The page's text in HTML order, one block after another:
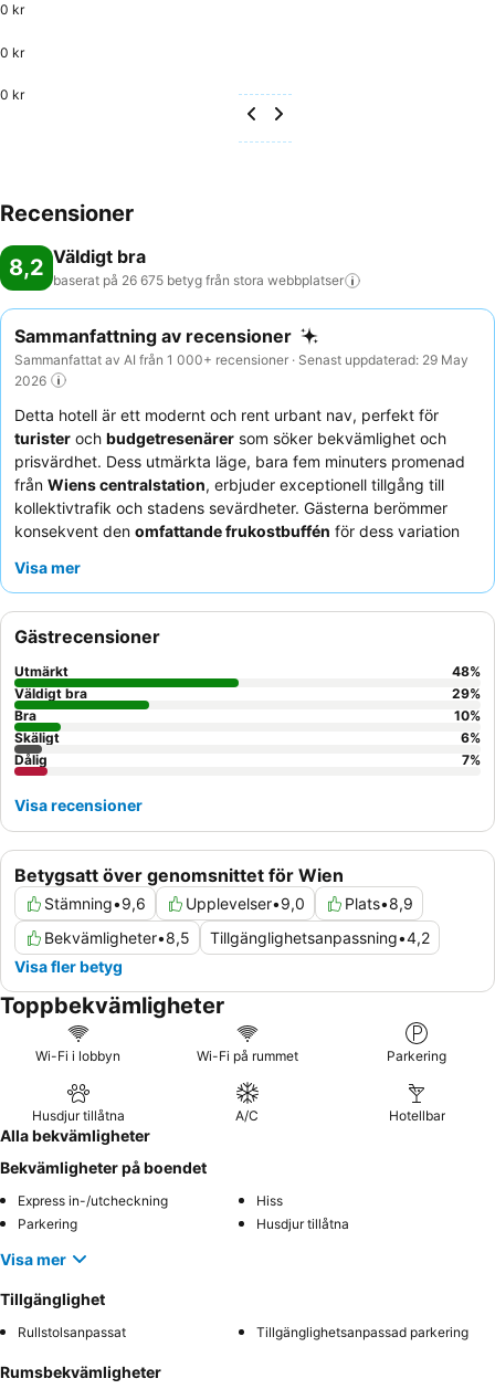
0 kr
0 kr
0 kr
Recensioner
8,2 Väldigt bra
baserat på 26 675 betyg från stora webbplatser
Sammanfattning av recensioner
Sammanfattat av AI från 1 000+ recensioner · Senast uppdaterad: 29 May
2026
Detta hotell är ett modernt och rent urbant nav, perfekt för
turister och budgetresenärer som söker bekvämlighet och
prisvärdhet. Dess utmärkta läge, bara fem minuters promenad
från Wiens centralstation, erbjuder exceptionell tillgång till
kollektivtrafik och stadens sevärdheter. Gästerna berömmer
konsekvent den omfattande frukostbuffén för dess variation
Personalen framhålls ofta som vänlig, hjälpsam och effektiv, och
lugnare upplevelse kan gäster överväga att be om ett rum som
vetter bort från gatan.
Visa mer
Betygsatt över genomsnittet för Wien
Stämning•9,6 Upplevelser•9,0 Plats•8,9
Bekvämligheter•8,5 Tillgänglighetsanpassning•4,2
Visa fler betyg
Gästrecensioner
Utmärkt 48%
Väldigt bra
29%
Bra
10%
Skäligt
6%
Dålig
7%
Visa recensioner
Toppbekvämligheter
Wi-Fi i lobbyn Wi-Fi på rummet Parkering
Husdjur tillåtna A/C Hotellbar
Alla bekvämligheter
Bekvämligheter på boendet
Express in-/utcheckning
Hiss
Parkering
Husdjur tillåtna
Visa mer
Tillgänglighet
Rullstolsanpassat Tillgänglighetsanpassad parkering
Rumsbekvämligheter